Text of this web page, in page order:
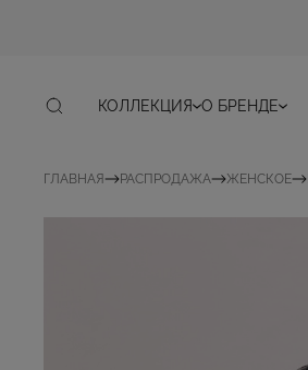
КОЛЛЕКЦИЯ О БРЕНДЕ
ГЛАВНАЯ РАСПРОДАЖА ЖЕНСКОЕ